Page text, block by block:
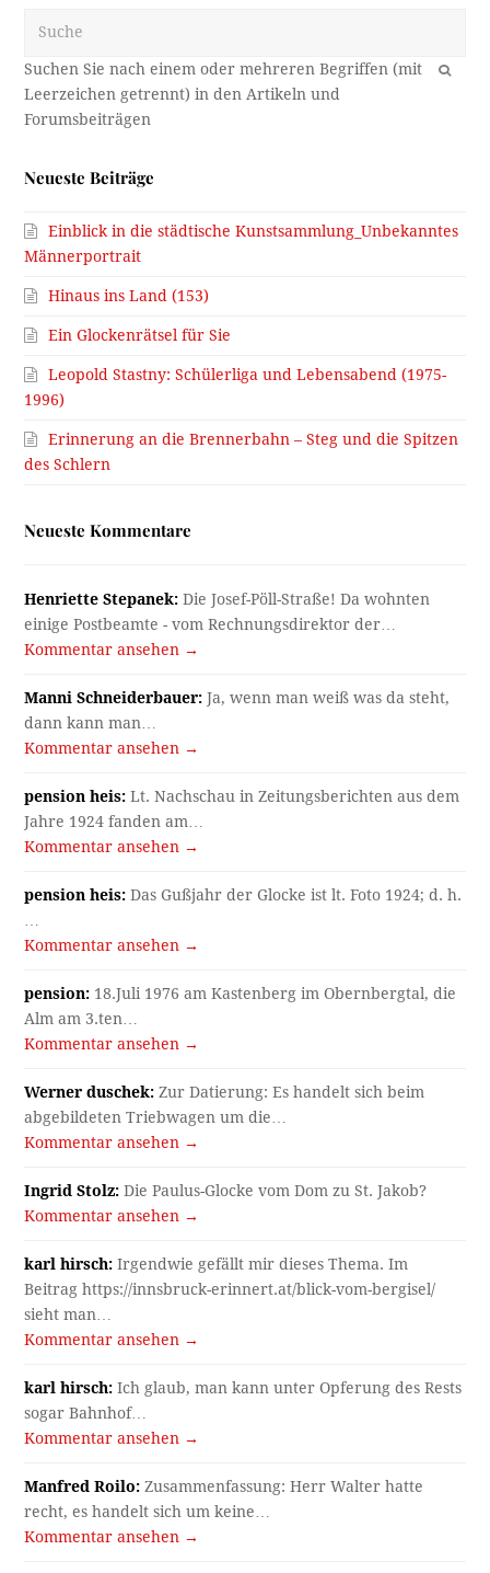
OK
Neueste Beiträge
Einblick in die städtische Kunstsammlung_Unbekanntes
Männerportrait
Hinaus ins Land (153)
Ein Glockenrätsel für Sie
Leopold Stastny: Schülerliga und Lebensabend (1975-
1996)
Erinnerung an die Brennerbahn – Steg und die Spitzen
des Schlern
Neueste Kommentare
Henriette Stepanek: Die Josef-Pöll-Straße! Da wohnten
einige Postbeamte - vom Rechnungsdirektor der…
Kommentar ansehen →
Manni Schneiderbauer: Ja, wenn man weiß was da steht,
dann kann man…
Kommentar ansehen →
pension heis: Lt. Nachschau in Zeitungsberichten aus dem
Jahre 1924 fanden am…
Kommentar ansehen →
pension heis: Das Gußjahr der Glocke ist lt. Foto 1924; d. h.
…
Kommentar ansehen →
pension: 18.Juli 1976 am Kastenberg im Obernbergtal, die
Alm am 3.ten…
Kommentar ansehen →
Werner duschek: Zur Datierung: Es handelt sich beim
abgebildeten Triebwagen um die…
Kommentar ansehen →
Ingrid Stolz: Die Paulus-Glocke vom Dom zu St. Jakob?
Kommentar ansehen →
karl hirsch: Irgendwie gefällt mir dieses Thema. Im
Beitrag https://innsbruck-erinnert.at/blick-vom-bergisel/
sieht man…
Kommentar ansehen →
karl hirsch: Ich glaub, man kann unter Opferung des Rests
sogar Bahnhof…
Kommentar ansehen →
Manfred Roilo: Zusammenfassung: Herr Walter hatte
recht, es handelt sich um keine…
Kommentar ansehen →